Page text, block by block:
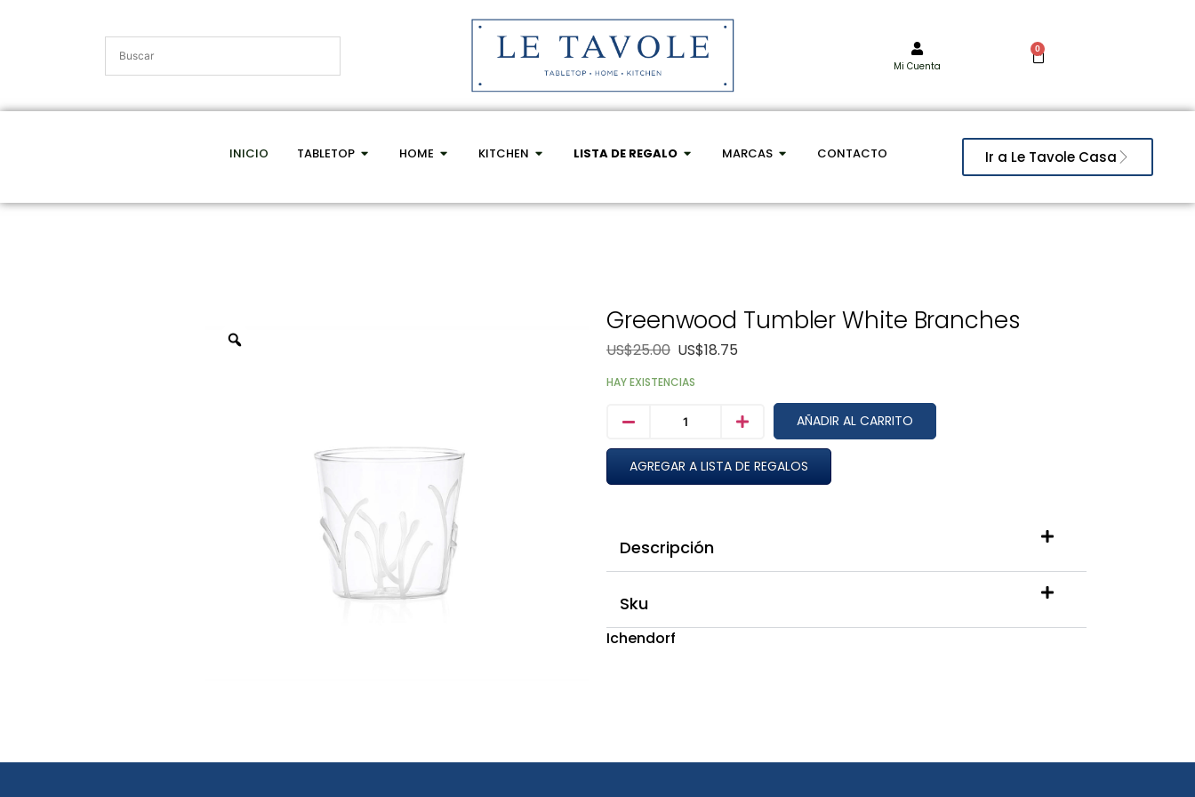
Mi Cuenta
0
INICIO TABLETOP HOME KITCHEN LISTA DE REGALO MARCAS CONTACTO Ir a Le Tavole Casa
Greenwood Tumbler White Branches
US$25.00 US$18.75
HAY EXISTENCIAS
AÑADIR AL CARRITO
AGREGAR A LISTA DE REGALOS
Descripción
Sku
Ichendorf